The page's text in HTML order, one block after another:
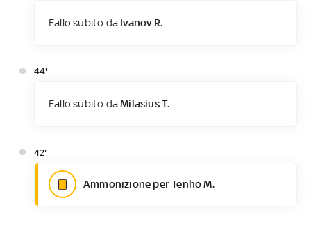
Fallo subito da Ivanov R.
44'
Fallo subito daMilasius T.
42'
Ammonizione per Tenho M.